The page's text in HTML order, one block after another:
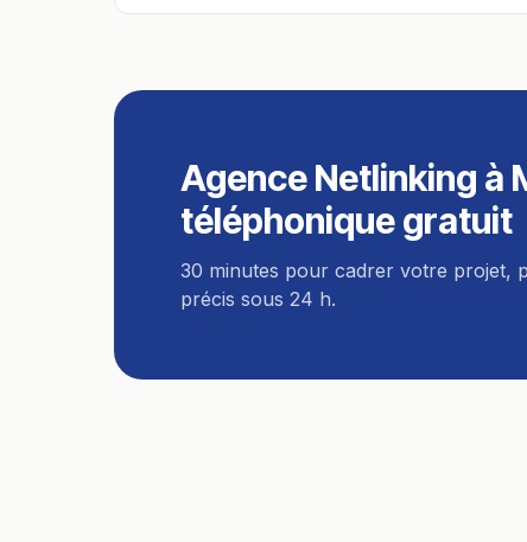
Agence Netlinking à
téléphonique gratuit
30 minutes pour cadrer votre projet,
précis sous 24 h.